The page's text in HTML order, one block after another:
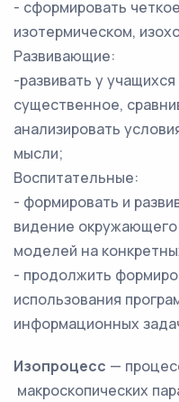
- сформировать
изотермическом,
Развивающие:
-развивать у
существенное,
анализировать
мысли;
Воспитательные:
- формировать и
видение
моделей на
- продолжить
использования
информационных
Изопроцесс —
макроскопических